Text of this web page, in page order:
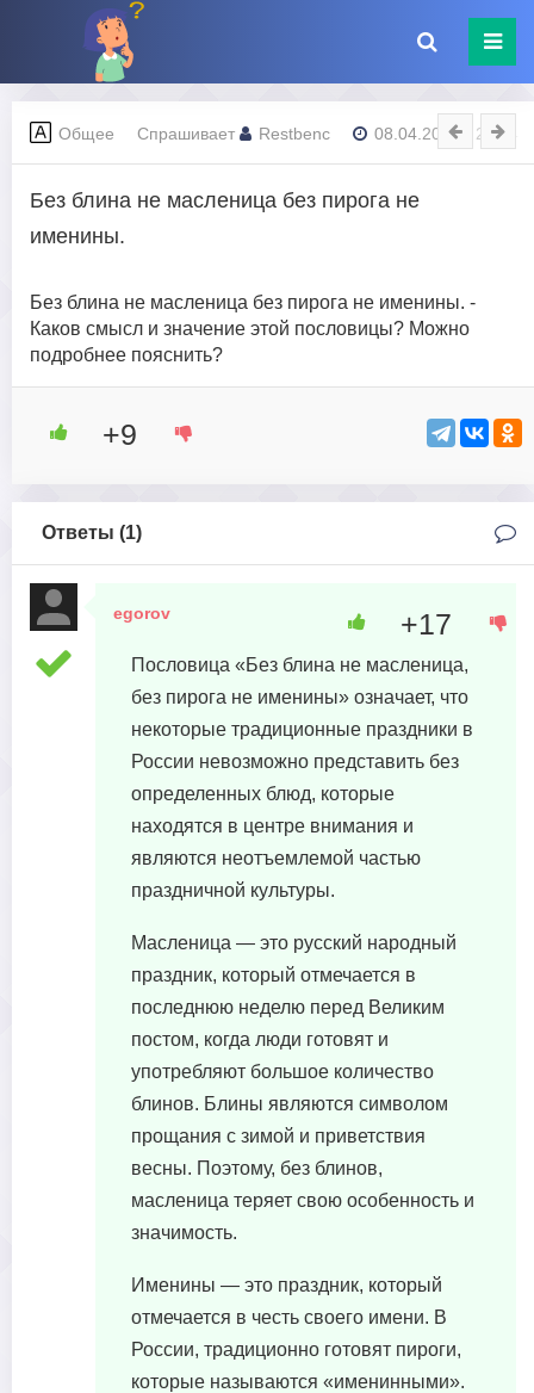
Общее Спрашивает Restbenc 08.04.2023 - 21:44
Без блина не масленица без пирога не
именины.
Без блина не масленица без пирога не именины. -
Каков смысл и значение этой пословицы? Можно
подробнее пояснить?
+9
Ответы (1)
egorov
Пословица «Без блина не масленица,
без пирога не именины» означает, что
некоторые традиционные праздники в
России невозможно представить без
определенных блюд, которые
находятся в центре внимания и
являются неотъемлемой частью
праздничной культуры.
Масленица — это русский народный
праздник, который отмечается в
последнюю неделю перед Великим
постом, когда люди готовят и
употребляют большое количество
блинов. Блины являются символом
прощания с зимой и приветствия
весны. Поэтому, без блинов,
масленица теряет свою особенность и
значимость.
Именины — это праздник, который
отмечается в честь своего имени. В
России, традиционно готовят пироги,
которые называются «именинными».
+17